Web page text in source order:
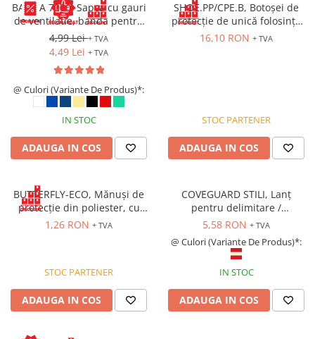
BASICA 7000, Sapca cu gauri
de ventilatie, banda pentru
transpiratie si prindere cu
arici
4,99 Lei+ TVA
4,49 Lei + TVA
@ Culori (Variante De Produs)*:
IN STOC
ADAUGA IN COS
SHOE.PP/CPE.B, Botoșei de
protecție de unică folosință
din nețesut PP și folie CPE [set
16,10 RON + TVA
STOC PARTENER
ADAUGA IN COS
BUTTERFLY-ECO, Mănuși de
protecție din poliester, cu
vârfurile degetelor imersate
1,26 RON + TVA
STOC PARTENER
ADAUGA IN COS
COVEGUARD STILI, Lanț
pentru delimitare /
semnalizare, lungime 25 m
5,58 RON + TVA
@ Culori (Variante De Produs)*:
IN STOC
ADAUGA IN COS